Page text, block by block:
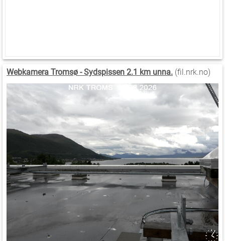
Webkamera Tromsø - Sydspissen 2.1 km unna. (fil.nrk.no)